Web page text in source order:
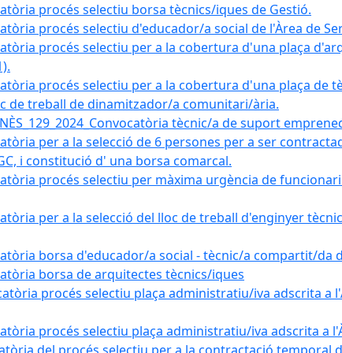
procés selectiu borsa tècnics/iques de Gestió.
procés selectiu d'educador/a social de l'Àrea de
procés selectiu per a la cobertura d'una plaça
procés selectiu per a la cobertura d'una plaça de
de treball de dinamitzador/a comunitari/ària.
tècnic/a de suport
per a la selecció de 6 persones per a ser
i constitució d' una borsa comarcal.
procés selectiu per màxima urgència de
per a la selecció del lloc de treball d'enginyer
borsa d'educador/a social - tècnic/a compartit/da
borsa de arquitectes tècnics/iques
procés selectiu plaça administratiu/iva adscrita
procés selectiu plaça administratiu/iva adscrita a